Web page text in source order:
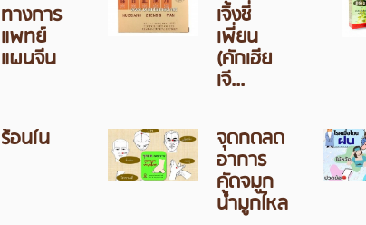
ทางการ
แพทย์
แผนจีน
เจิ้งชี่
เพี่ยน
(คักเฮีย
เจี...
ร้อนใน
จุดกดลด
อาการ
คัดจมูก
น้ำมูกไหล